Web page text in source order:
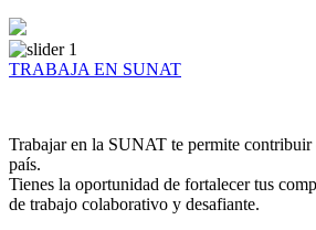
TRABAJA EN SUNAT
Trabajar en la SUNAT te permite contribuir
país.
Tienes la oportunidad de fortalecer tus
de trabajo colaborativo y desafiante.